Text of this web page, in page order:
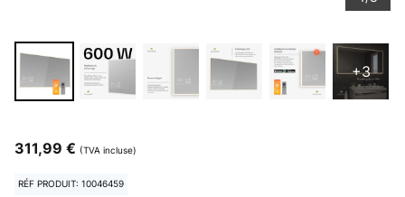
+3
311,99 € (TVA incluse)
RÉF PRODUIT: 10046459